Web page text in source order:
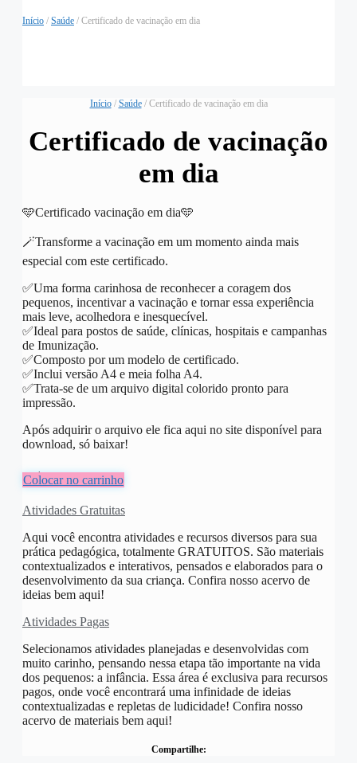
Início / Saúde / Certificado de vacinação em dia
Início/ Saúde/ Certificado de vacinação em dia
Certificado de vacinação
em dia
🩵Certificado vacinação em dia🩵
🪄Transforme a vacinação em um momento ainda mais
especial com este certificado.
✅️Uma forma carinhosa de reconhecer a coragem dos
pequenos, incentivar a vacinação e tornar essa experiência
mais leve, acolhedora e inesquecível.
✅️Ideal para postos de saúde, clínicas, hospitais e campanhas
de Imunização.
✅️Composto por um modelo de certificado.
✅️Inclui versão A4 e meia folha A4.
✅️Trata-se de um arquivo digital colorido pronto para
impressão.
Após adquirir o arquivo ele fica aqui no site disponível para
download, só baixar!
R$8,00
Colocar no carrinho
Atividades Gratuitas
Aqui você encontra atividades e recursos diversos para sua
prática pedagógica, totalmente GRATUITOS. São materiais
contextualizados e interativos, pensados e elaborados para o
desenvolvimento da sua criança. Confira nosso acervo de
ideias bem aqui!
Atividades Pagas
Selecionamos atividades planejadas e desenvolvidas com
muito carinho, pensando nessa etapa tão importante na vida
dos pequenos: a infância. Essa área é exclusiva para recursos
pagos, onde você encontrará uma infinidade de ideias
contextualizadas e repletas de ludicidade! Confira nosso
acervo de materiais bem aqui!
Compartilhe: